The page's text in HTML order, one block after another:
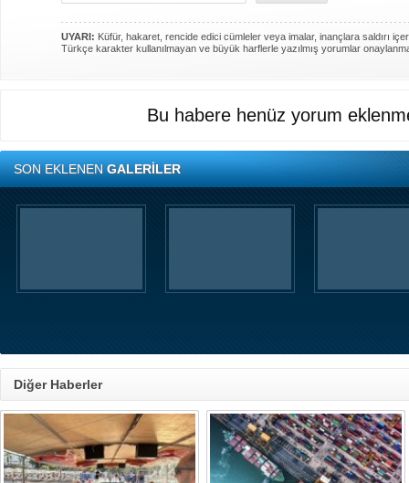
UYARI: Küfür, hakaret, rencide edici cümleler veya imalar, inançlara saldırı
Türkçe karakter kullanılmayan ve büyük harflerle yazılmış yorumlar
Bu habere henüz yorum
SON EKLENENGALERİLER
Diğer Haberler